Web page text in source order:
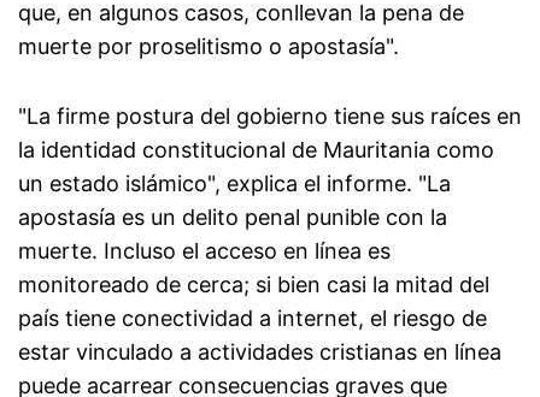
que, en algunos casos, conllevan la pena de
muerte por proselitismo o apostasía".
"La firme postura del gobierno tiene sus raíces en
la identidad constitucional de Mauritania como
un estado islámico", explica el informe. "La
apostasía es un delito penal punible con la
muerte. Incluso el acceso en línea es
monitoreado de cerca; si bien casi la mitad del
país tiene conectividad a internet, el riesgo de
estar vinculado a actividades cristianas en línea
puede acarrear consecuencias graves que